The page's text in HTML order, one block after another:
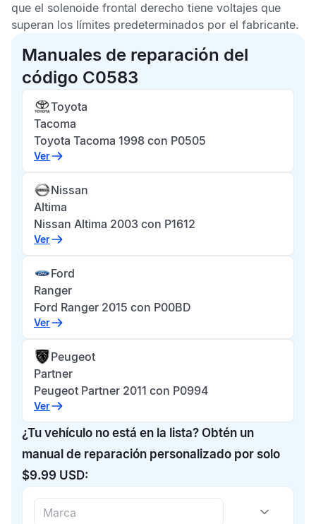
que el solenoide frontal derecho tiene voltajes que
superan los límites predeterminados por el fabricante.
Manuales de reparación del
código C0583
Toyota
Tacoma
Toyota Tacoma 1998 con P0505
Ver
Nissan
Altima
Nissan Altima 2003 con P1612
Ver
Ford
Ranger
Ford Ranger 2015 con P00BD
Ver
Peugeot
Partner
Peugeot Partner 2011 con P0994
Ver
¿Tu vehículo no está en la lista? Obtén un
manual de reparación personalizado por solo
$9.99 USD: